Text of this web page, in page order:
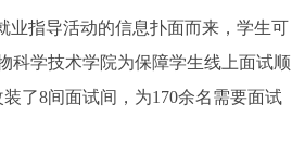
指导活动的信息扑面而来，学生可
科学技术学院为保障学生线上面试顺
了8间面试间，为170余名需要面试